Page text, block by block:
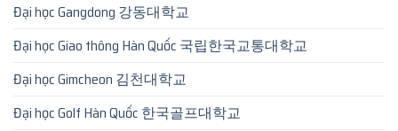
Đại học Gangdong 강동대학교
Đại học Giao thông Hàn Quốc 국립한국교통대학교
Đại học Gimcheon 김천대학교
Đại học Golf Hàn Quốc 한국골프대학교